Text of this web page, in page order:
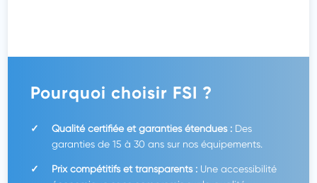
Pourquoi choisir FSI ?
Qualité certifiée et garanties étendues : Des
garanties de 15 à 30 ans sur nos équipements.
Prix compétitifs et transparents : Une accessibilité